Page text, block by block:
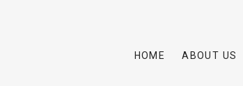
HOME ABOUT US